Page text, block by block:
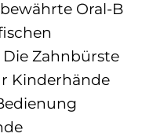
Oral-B
Zahnbürste
Kinderhände